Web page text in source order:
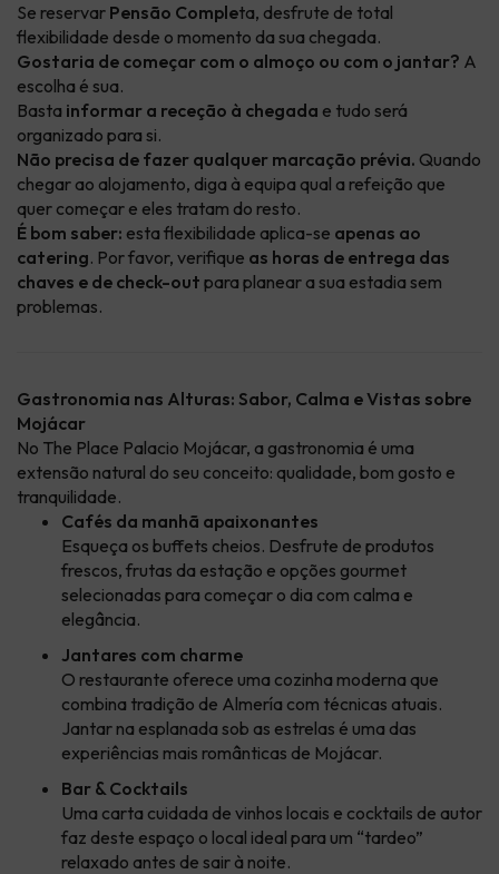
Se reservar Pensão Completa, desfrute de total
flexibilidade desde o momento da sua chegada.
Gostaria de começar com o almoço ou com o jantar? A
escolha é sua.
Basta informar a receção à chegada e tudo será
organizado para si.
Não precisa de fazer qualquer marcação prévia. Quando
chegar ao alojamento, diga à equipa qual a refeição que
quer começar e eles tratam do resto.
É bom saber: esta flexibilidade aplica-se apenas ao
catering. Por favor, verifique as horas de entrega das
chaves e de check-out para planear a sua estadia sem
problemas.
Gastronomia nas Alturas: Sabor, Calma e Vistas sobre
Mojácar
No The Place Palacio Mojácar, a gastronomia é uma
extensão natural do seu conceito: qualidade, bom gosto e
tranquilidade.
Cafés da manhã apaixonantes
Esqueça os buffets cheios. Desfrute de produtos
frescos, frutas da estação e opções gourmet
selecionadas para começar o dia com calma e
elegância.
Jantares com charme
O restaurante oferece uma cozinha moderna que
combina tradição de Almería com técnicas atuais.
Jantar na esplanada sob as estrelas é uma das
experiências mais românticas de Mojácar.
Bar & Cocktails
Uma carta cuidada de vinhos locais e cocktails de autor
faz deste espaço o local ideal para um “tardeo”
relaxado antes de sair à noite.